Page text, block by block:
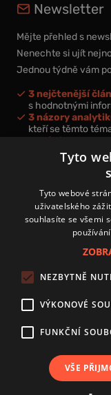
Newsletter
Mějte přehled s
Nenechte si ujít
Jednou týdně vám
3 nejčtenější
s hodnotnými
3 názory
kteří se těmto
nová videa a
k prohloubení
Přihlášením k
zpracování osobních
Zásady používání
Autoři
Nastavení cookies
Tyto
Tyto webové
uživatelského
souhlasíte se všemi
NEZBYTNĚ
VÝKONOVÉ
FUNKČNÍ
VŠE